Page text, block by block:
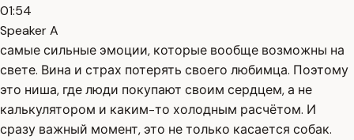
01:54
Speaker A
самые сильные эмоции, которые вообще возможны на
свете. Вина и страх потерять своего любимца. Поэтому
это ниша, где люди покупают своим сердцем, а не
калькулятором и каким-то холодным расчётом. И
сразу важный момент, это не только касается собак.